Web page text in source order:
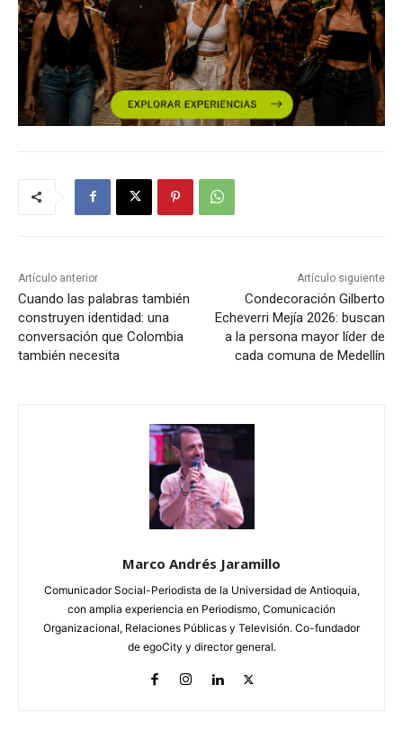
Artículo anterior
Cuando las palabras también
construyen identidad: una
conversación que Colombia
también necesita
Artículo siguiente
Condecoración Gilberto
Echeverri Mejía 2026: buscan
a la persona mayor líder de
cada comuna de Medellín
Marco Andrés Jaramillo
Comunicador Social-Periodista de la Universidad de Antioquia,
con amplia experiencia en Periodismo, Comunicación
Organizacional, Relaciones Públicas y Televisión. Co-fundador
de egoCity y director general.